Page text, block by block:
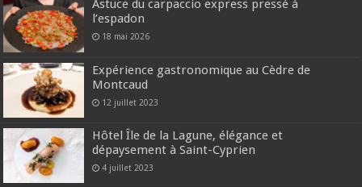
Astuce du carpaccio express pressé à
l’espadon
18 mai 2026
Expérience gastronomique au Cèdre de
Montcaud
12 juillet 2023
Hôtel Île de la Lagune, élégance et
dépaysement à Saint-Cyprien
4 juillet 2023